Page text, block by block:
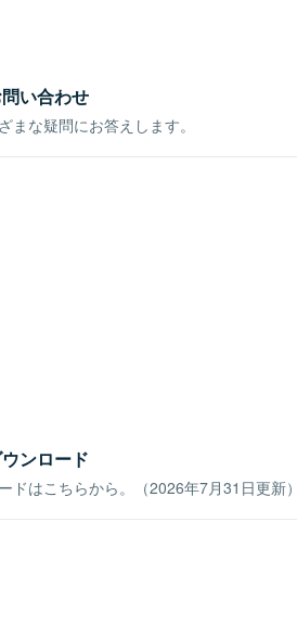
い合わせ
まな疑問にお答えします。
ンロード
ドはこちらから。（2026年7月31日更新）